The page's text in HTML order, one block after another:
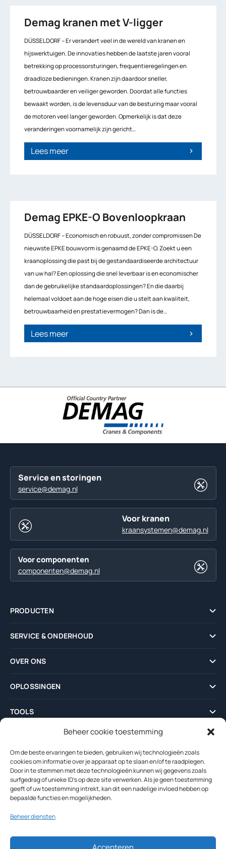
Beheer cookie toestemming
Om de beste ervaringen te bieden, gebruiken wij technologieën zoals
cookies om informatie over je apparaat op te slaan en/of te raadplegen.
Door in te stemmen met deze technologieën kunnen wij gegevens zoals
surfgedrag of unieke ID's op deze site verwerken. Als je geen toestemming
geeft of uw toestemming intrekt, kan dit een nadelige invloed hebben op
bepaalde functies en mogelijkheden.
Beheer diensten
Demag kranen met V-ligger
DÜSSELDORF – Er verandert veel in de wereld van kranen en
hijswerktuigen. De innovaties hebben de laatste jaren vooral
betrekking op processorsturingen, frequentieregelingen en
draadloze bedieningen. Kranen zijn daardoor sneller,
betrouwbaarder en veiliger geworden. Doordat alle functies
bewaakt worden, is de levensduur van de besturing maar vooral
de motoren veel langer geworden. Opmerkelijk is dat deze
veranderingen voornamelijk zijn gericht…
Lees meer chevron_right
Demag EPKE-O Bovenloopkraan
DÜSSELDORF – Economisch en robuust, zonder compromissen De
nieuwste EPKE bouwvorm is genaamd de EPKE-O. Zoekt u een
kraanoplossing die past bij de gestandaardiseerde architectuur
van uw hal? Een oplossing die snel leverbaar is en economischer
dan de gebruikelijke standaardoplossingen? En die daarbij
helemaal voldoet aan de hoge eisen die u stelt aan kwaliteit,
betrouwbaarheid en prestatievermogen? Dan is de…
Lees meer chevron_right
Service en storingen
service@demag.nl
Voor kranen
kraansystemen@demag.nl
Voor componenten
componenten@demag.nl
PRODUCTEN
SERVICE & ONDERHOUD
OVER ONS
OPLOSSINGEN
TOOLS
v.d. Berg Transporttechniek